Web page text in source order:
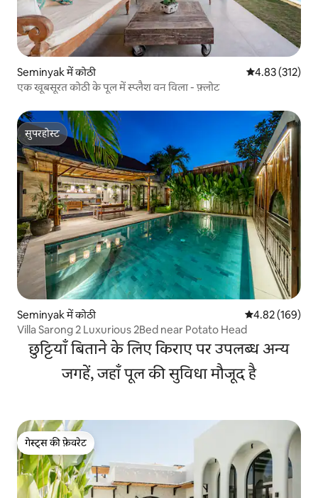
Seminyak में कोठी औसत रेटिंग 5 में से
4.83 (312)
एक खूबसूरत कोठी के पूल में स्प्लैश वन विला - फ़्लोट
सुपरहोस्ट
सुपरहोस्ट
Seminyak में कोठी औसत रेटिंग 5 में से
4.82 (169)
Villa Sarong 2 Luxurious 2Bed near Potato Head
छुट्टियाँ बिताने के लिए किराए पर उपलब्ध अन्य
जगहें, जहाँ पूल की सुविधा मौजूद है
गेस्ट्स की फ़ेवरेट
गेस्ट्स की फ़ेवरेट